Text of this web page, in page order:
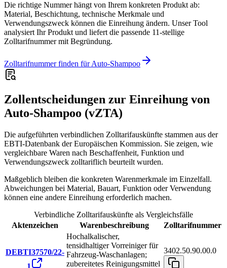
Die richtige Nummer hängt von Ihrem konkreten Produkt ab:
Material, Beschichtung, technische Merkmale und
Verwendungszweck können die Einreihung ändern. Unser Tool
analysiert Ihr Produkt und liefert die passende 11-stellige
Zolltarifnummer mit Begründung.
Zolltarifnummer finden für Auto-Shampoo
Zollentscheidungen zur Einreihung von
Auto-Shampoo (vZTA)
Die aufgeführten verbindlichen Zolltarifauskünfte stammen aus der
EBTI-Datenbank der Europäischen Kommission. Sie zeigen, wie
vergleichbare Waren nach Beschaffenheit, Funktion und
Verwendungszweck zolltariflich beurteilt wurden.
Maßgeblich bleiben die konkreten Warenmerkmale im Einzelfall.
Abweichungen bei Material, Bauart, Funktion oder Verwendung
können eine andere Einreihung erforderlich machen.
Verbindliche Zolltarifauskünfte als Vergleichsfälle
Aktenzeichen
Warenbeschreibung Zolltarifnummer
DEBTI37570/22-
1
Hochalkalischer,
tensidhaltiger Vorreiniger für
Fahrzeug-Waschanlagen;
zubereitetes Reinigungsmittel
3402.50.90.00.0